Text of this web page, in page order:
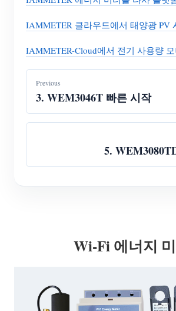
IAMMETER 클라우드에서 태양광 PV
IAMMETER-Cloud에서 전기 사용량
Previous
3. WEM3046T 빠른 시작
5.
Wi-Fi 에너지